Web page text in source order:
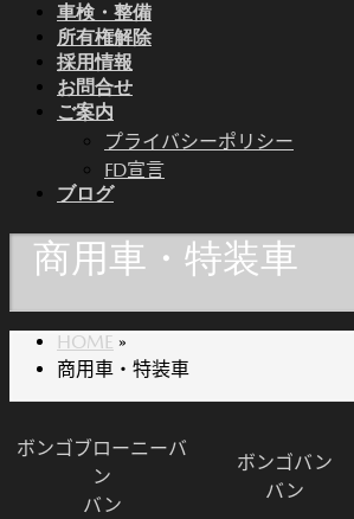
車検・整備
所有権解除
採用情報
お問合せ
ご案内
プライバシーポリシー
FD宣言
ブログ
商用車・特装車
HOME »
商用車・特装車
ボンゴブローニーバ
ン
バン
ボンゴバン
バン